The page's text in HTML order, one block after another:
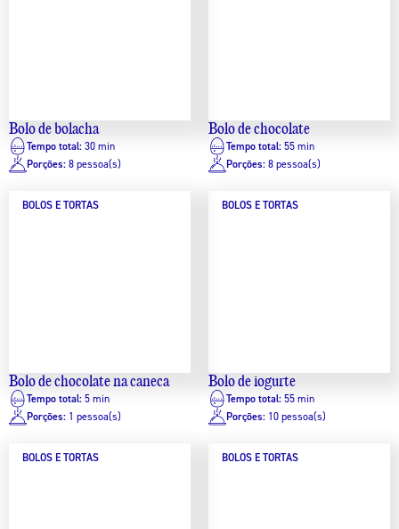
Bolo de bolacha
Tempo total: 30 min
Porções: 8 pessoa(s)
Bolo de chocolate
Tempo total: 55 min
Porções: 8 pessoa(s)
BOLOS E TORTAS
Bolo de chocolate na caneca
Tempo total: 5 min
Porções: 1 pessoa(s)
BOLOS E TORTAS
Bolo de iogurte
Tempo total: 55 min
Porções: 10 pessoa(s)
BOLOS E TORTAS BOLOS E TORTAS